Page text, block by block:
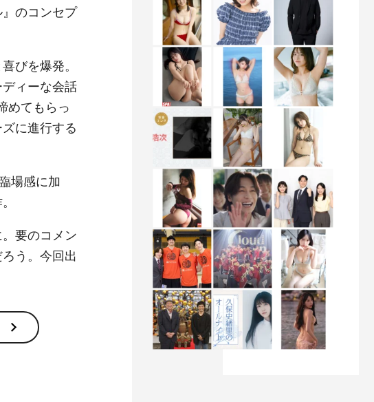
のコンセプ
びを爆発。
ィーな会話
めてもらっ
に進行する
場感に加
要のコメン
う。今回出